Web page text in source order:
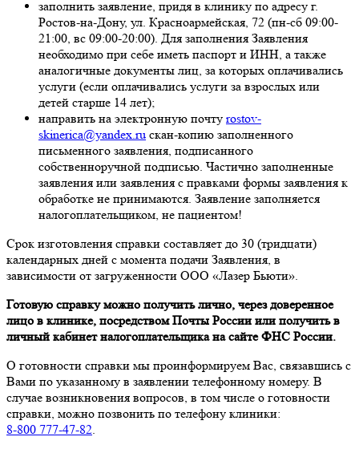
заполнить заявление, придя в клинику по адресу г.
Ростов-на-Дону, ул. Красноармейская, 72 (пн-сб 09:00-
21:00, вс 09:00-20:00). Для заполнения Заявления
необходимо при себе иметь паспорт и ИНН, а также
аналогичные документы лиц, за которых оплачивались
услуги (если оплачивались услуги за взрослых или
детей старше 14 лет);
направить на электронную почту rostov-
skinerica@yandex.ru скан-копию заполненного
письменного заявления, подписанного
собственноручной подписью. Частично заполненные
заявления или заявления с правками формы заявления к
обработке не принимаются. Заявление заполняется
налогоплательщиком, не пациентом!
Срок изготовления справки составляет до 30 (тридцати)
календарных дней с момента подачи Заявления, в
зависимости от загруженности ООО «Лазер Бьюти».
Готовую справку можно получить лично, через доверенное
лицо в клинике, посредством Почты России или получить в
личный кабинет налогоплательщика на сайте ФНС России.
О готовности справки мы проинформируем Вас, связавшись с
Вами по указанному в заявлении телефонному номеру. В
случае возникновения вопросов, в том числе о готовности
справки, можно позвонить по телефону клиники:
8-800 777-47-82.